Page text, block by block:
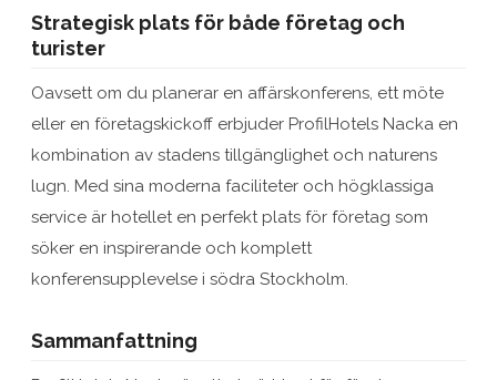
Strategisk plats för både företag och
turister
Oavsett om du planerar en affärskonferens, ett möte
eller en företagskickoff erbjuder ProfilHotels Nacka en
kombination av stadens tillgänglighet och naturens
lugn. Med sina moderna faciliteter och högklassiga
service är hotellet en perfekt plats för företag som
söker en inspirerande och komplett
konferensupplevelse i södra Stockholm.
Sammanfattning